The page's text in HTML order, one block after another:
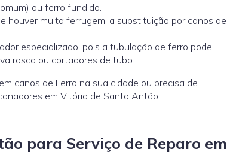
ou ferro fundido.
houver muita ferrugem, a substituição por canos de
especializado, pois a tubulação de ferro pode
rosca ou cortadores de tubo.
canos de Ferro na sua cidade ou precisa de
em Vitória de Santo Antão.
para Serviço de Reparo em